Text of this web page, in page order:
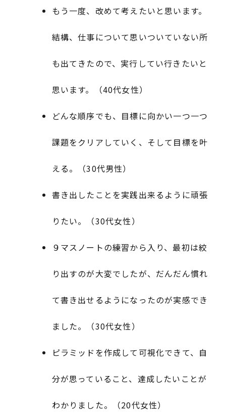
もう一度、改めて考えたいと思います。
結構、仕事について思いついていない所
も出てきたので、実行してい行きたいと
思います。（40代女性）
どんな順序でも、目標に向かい一つ一つ
課題をクリアしていく、そして目標を叶
える。（30代男性）
書き出したことを実践出来るように頑張
りたい。（30代女性）
９マスノートの練習から入り、最初は絞
り出すのが大変でしたが、だんだん慣れ
て書き出せるようになったのが実感でき
ました。（30代女性）
ピラミッドを作成して可視化できて、自
分が思っていること、達成したいことが
わかりました。（20代女性）